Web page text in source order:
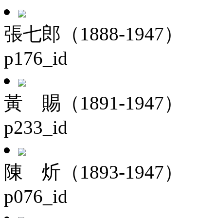
張七郎（1888-1947）
p176_id
黃 賜（1891-1947）
p233_id
陳 炘（1893-1947）
p076_id